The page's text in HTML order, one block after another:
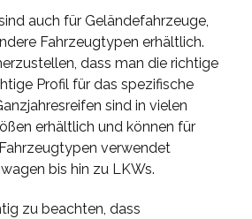
auch für Geländefahrzeuge,
Fahrzeugtypen erhältlich.
dass man die richtige
Profil für das spezifische
sind in vielen
erhältlich und können für
verwendet
bis hin zu LKWs.
zu beachten, dass